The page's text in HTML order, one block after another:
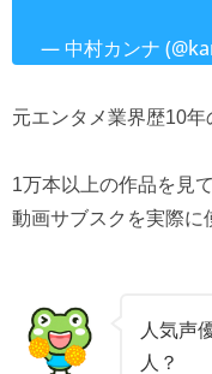
— 中村カンナ
元エンタメ業界歴10年
1万本以上の作品を見
動画サブスクを実際に
人気声
人？